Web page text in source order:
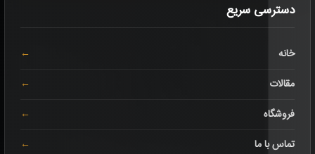
دسترسی سریع
خانه
مقالات
فروشگاه
تماس با ما